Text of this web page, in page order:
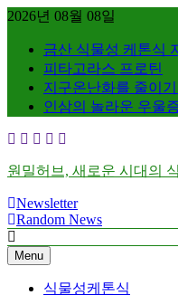
Skip
content
2026년 08월 08일
금산 식물성 케톤식
피타고라스 프로틴
지구온난화를 줄이
인삼의 놀라운 우울
원밀허브, 새로운 시대의
Newsletter
Random News
Menu
식물성케톤식